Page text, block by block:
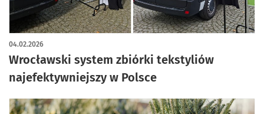
Wrocławski system zbiórki tekstyliów
najefektywniejszy w Polsce
04.02.2026